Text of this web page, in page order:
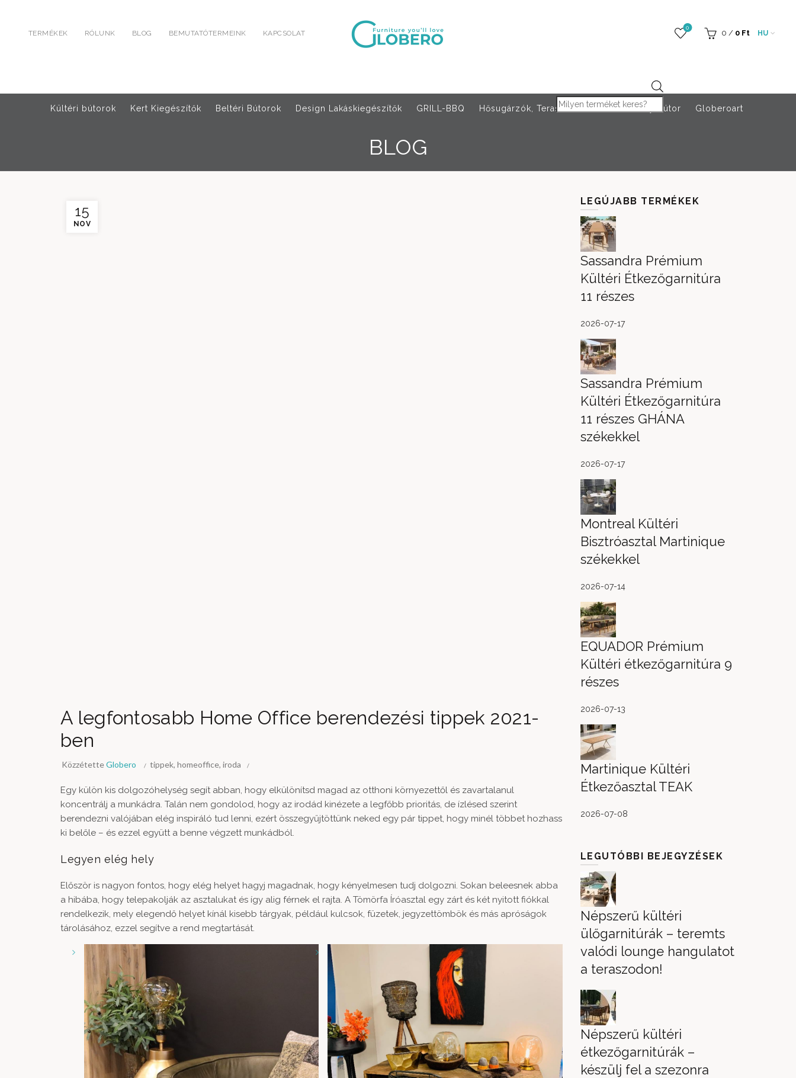
TERMÉKEK RÓLUNK BLOG BEMUTATÓTERMEINK KAPCSOLAT
Products search
0
0 / 0 Ft HU
Kültéri bútorok Kert Kiegészítők Beltéri Bútorok Design Lakáskiegészítők GRILL-BBQ Hősugárzók, Teraszfűtés Rendezvény bútor Globeroart
BLOG
15
NOV
A legfontosabb Home Office berendezési tippek 2021-
ben
KözzétetteGlobero tippek, homeoffice, iroda
Egy külön kis dolgozóhelység segít abban, hogy elkülönítsd magad az otthoni környezettől és zavartalanul
koncentrálj a munkádra. Talán nem gondolod, hogy az irodád kinézete a legfőbb prioritás, de ízlésed szerint
berendezni valójában elég inspiráló tud lenni, ezért összegyűjtöttünk neked egy pár tippet, hogy minél többet hozhass
ki belőle – és ezzel együtt a benne végzett munkádból.
Legyen elég hely
Először is nagyon fontos, hogy elég helyet hagyj magadnak, hogy kényelmesen tudj dolgozni. Sokan beleesnek abba
a hibába, hogy telepakolják az asztalukat és így alig férnek el rajta. A Tömörfa Íróasztal egy zárt és két nyitott fiókkal
rendelkezik, mely elegendő helyet kínál kisebb tárgyak, például kulcsok, füzetek, jegyzettömbök és más apróságok
tárolásához, ezzel segítve a rend megtartását.
LEGÚJABB TERMÉKEK
Sassandra Prémium
Kültéri Étkezőgarnitúra
11 részes
2026-07-17
Sassandra Prémium
Kültéri Étkezőgarnitúra
11 részes GHÁNA
székekkel
2026-07-17
Montreal Kültéri
Bisztróasztal Martinique
székekkel
2026-07-14
EQUADOR Prémium
Kültéri étkezőgarnitúra 9
részes
2026-07-13
Martinique Kültéri
Étkezőasztal TEAK
2026-07-08
LEGUTÓBBI BEJEGYZÉSEK
Népszerű kültéri
ülőgarnitúrák – teremts
valódi lounge hangulatot
a teraszodon!
Népszerű kültéri
étkezőgarnitúrák –
készülj fel a szezonra